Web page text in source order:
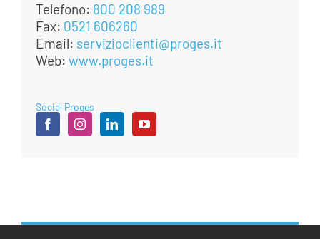
Telefono: 800 208 989
Fax: 0521 606260
Email: servizioclienti@proges.it
Web: www.proges.it
Social Proges